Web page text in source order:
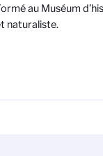
au Muséum
naturaliste.